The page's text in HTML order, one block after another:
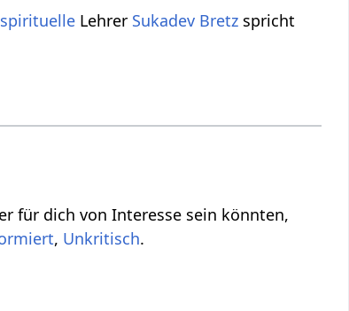
spirituelle Lehrer Sukadev Bretz spricht
,
.